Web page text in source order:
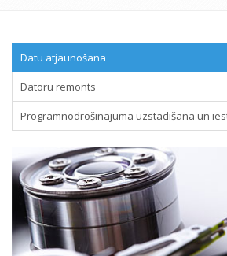
Datu atjaunošana
Datoru remonts
Programnodrošinājuma uzstādīšana un